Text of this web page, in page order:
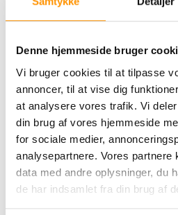
Denne hjemmeside bruger
Vi bruger cookies til at tilpasse
annoncer, til at vise dig
at analysere vores trafik. Vi
din brug af vores hjemmeside
for sociale medier,
analysepartnere. Vores partnere
data med andre oplysninger, du
de har indsamlet fra din brug af
NYHEDSBREV
Vi har egen
serviceafdeling
Beskrivelse
Power Pads 6" rød